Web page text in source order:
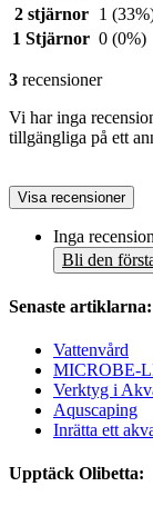
2 stjärnor
1
1 Stjärnor 0 (0%)
3 recensioner
Vi har inga
tillgängliga på ett
Visa recensioner
Inga
Bli den
Senaste artiklarna:
Vattenvård
MICROBE-
Verktyg i
Aquscaping
Inrätta ett
Upptäck Olibetta: